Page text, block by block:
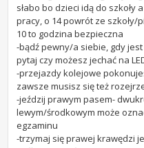
słabo bo dzieci idą do szkoły
pracy, o 14 powrót ze szkoły/
10 to godzina bezpieczna
-bądź pewny/a siebie, gdy
pytaj czy możesz jechać na
-przejazdy kolejowe
zawsze musisz się też
-jeździj prawym pasem-
lewym/środkowym może
egzaminu
-trzymaj się prawej krawędzi